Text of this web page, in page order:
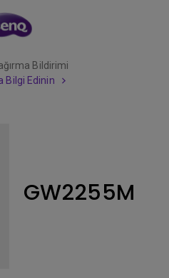
Bildirimi
Bilgi Edinin
GW2255M